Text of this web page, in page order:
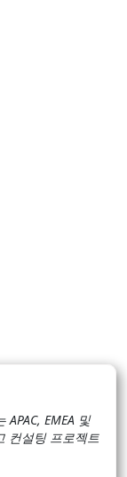
EMEA 및
컨설팅 프로젝트